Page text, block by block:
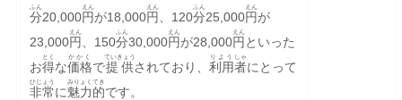
分
ふん
20,000円
えん
が18,000円
えん
、120分
ふん
25,000円
えん
が
23,000円
えん
、150分
ふん
30,000円
えん
が28,000円
えん
といった
お得
とく
な価格
かかく
で提供
ていきょう
されており、 利用
りよう
者
しゃ
にとって
非常
ひじょう
に魅力
みりょく
的
てき
です。